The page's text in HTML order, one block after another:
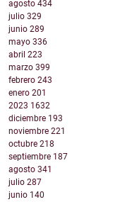
agosto 434
julio 329
junio 289
mayo 336
abril 223
marzo 399
febrero 243
enero 201
2023 1632
diciembre 193
noviembre 221
octubre 218
septiembre 187
agosto 341
julio 287
junio 140